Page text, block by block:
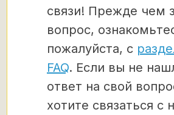
связи! Прежде чем
вопрос,
пожалуйста, с
FAQ. Если вы не
ответ на свой
хотите связаться с